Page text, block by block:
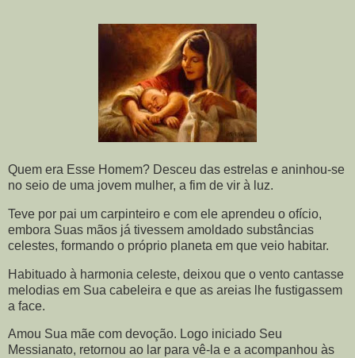
Quem era Esse Homem? Desceu das estrelas e aninhou-se
no seio de uma jovem mulher, a fim de vir à luz.
Teve por pai um carpinteiro e com ele aprendeu o ofício,
embora Suas mãos já tivessem amoldado substâncias
celestes, formando o próprio planeta em que veio habitar.
Habituado à harmonia celeste, deixou que o vento cantasse
melodias em Sua cabeleira e que as areias lhe fustigassem
a face.
Amou Sua mãe com devoção. Logo iniciado Seu
Messianato, retornou ao lar para vê-la e a acompanhou às